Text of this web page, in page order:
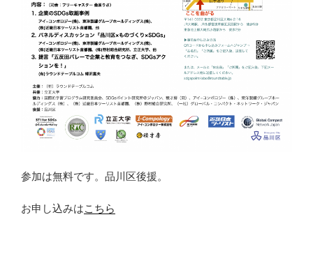
参加は無料です。品川区後援。
お申し込みはこちら